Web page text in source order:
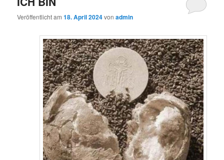
Veröffentlicht am18. April 2024vonadmin